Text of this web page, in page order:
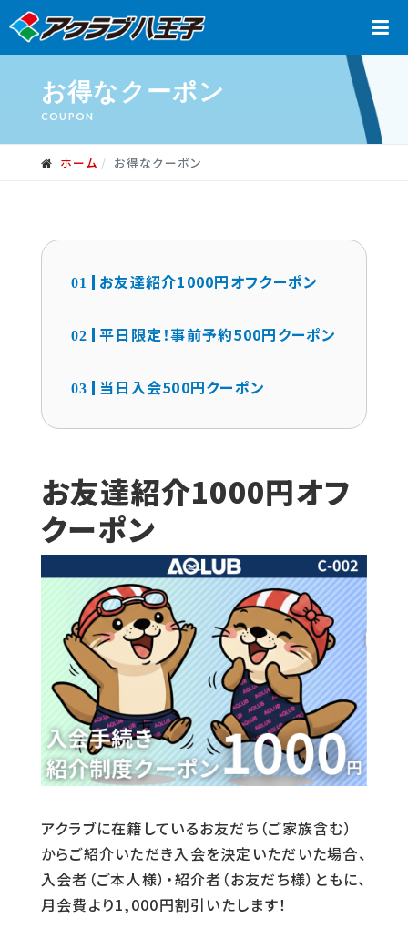
お得なクーポン
COUPON
ホーム お得なクーポン
お友達紹介1000円オフクーポン
平日限定！事前予約500円クーポン
当日入会500円クーポン
お友達紹介1000円オフ
クーポン
アクラブに在籍しているお友だち（ご家族含む）
からご紹介いただき入会を決定いただいた場合、
入会者（ご本人様）・紹介者（お友だち様）ともに、
月会費より1,000円割引いたします！